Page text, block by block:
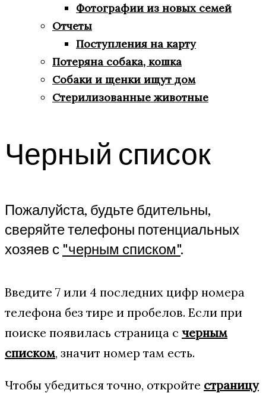
Фотографии из новых семей
Отчеты
Поступления на карту
Потеряна собака, кошка
Собаки и щенки ищут дом
Стерилизованные животные
Черный список
Пожалуйста, будьте бдительны,
сверяйте телефоны потенциальных
хозяев с "черным списком".
Введите 7 или 4 последних цифр номера
телефона без тире и пробелов. Если при
поиске появилась страница с черным
списком, значит номер там есть.
Чтобы убедиться точно, откройте страницу